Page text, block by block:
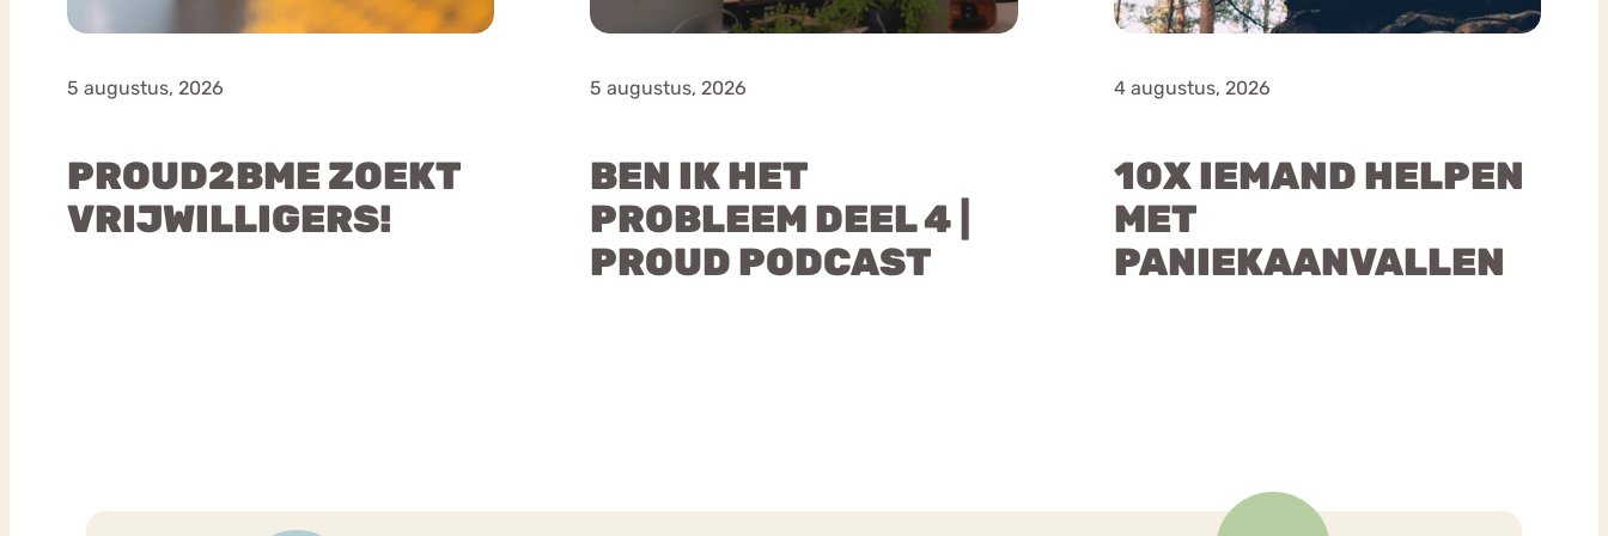
5 augustus, 2026
PROUD2BME ZOEKT
VRIJWILLIGERS!
5 augustus, 2026
BEN IK HET
PROBLEEM DEEL 4 |
PROUD PODCAST
4 augustus, 2026
10X IEMAND HELPEN
MET
PANIEKAANVALLEN